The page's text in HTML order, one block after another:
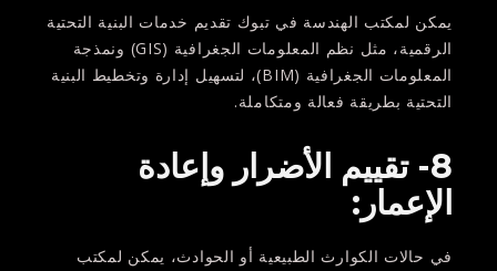
يمكن لمكتب الهندسة في تبوك تقديم خدمات البنية التحتية
الرقمية، مثل نظم المعلومات الجغرافية (GIS) ونمذجة
المعلومات الجغرافية (BIM)، لتسهيل إدارة وتخطيط البنية
التحتية بطريقة فعالة ومتكاملة.
8- تقييم الأضرار وإعادة
الإعمار:
في حالات الكوارث الطبيعية أو الحوادث، يمكن لمكتب